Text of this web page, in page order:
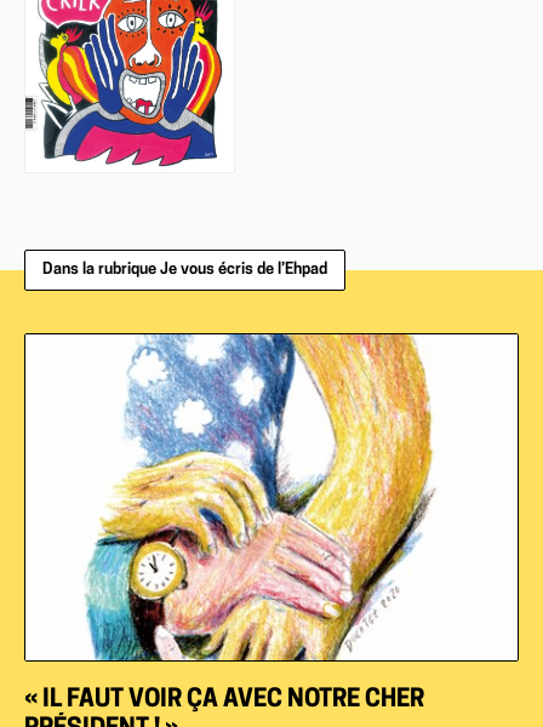
Dans la rubrique Je vous écris de l’Ehpad
« IL FAUT VOIR ÇA AVEC NOTRE CHER